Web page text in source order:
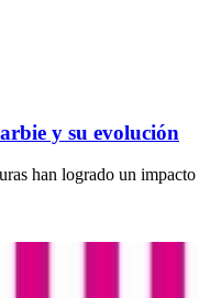
y su evolución
han logrado un